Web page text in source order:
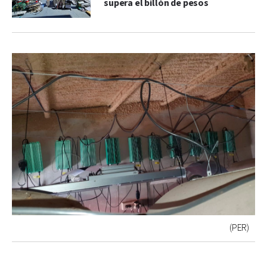
supera el billón de pesos
(PER)